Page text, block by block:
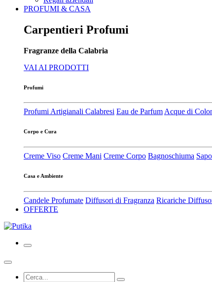
PROFUMI & CASA
Carpentieri Profumi
Fragranze della Calabria
VAI AI PRODOTTI
Profumi
Profumi Artigianali Calabresi Eau de ParfumAcque di
Corpo e Cura
Creme Viso Creme Mani Creme Corpo Bagnoschiuma
Casa e Ambiente
Candele Profumate Diffusori di Fragranza Ricariche
OFFERTE